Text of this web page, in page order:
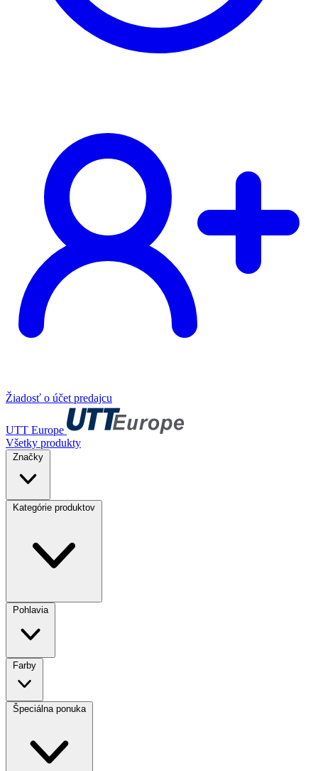
Žiadosť o účet predajcu
UTT Europe
Všetky produkty
Značky
Kategórie produktov
Pohlavia
Farby
Špeciálna ponuka